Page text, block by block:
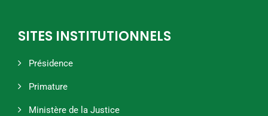
SITES INSTITUTIONNELS
Présidence
Primature
Ministère de la Justice